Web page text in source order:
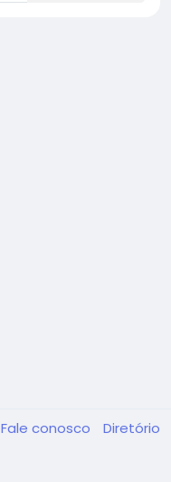
Fale conosco Diretório